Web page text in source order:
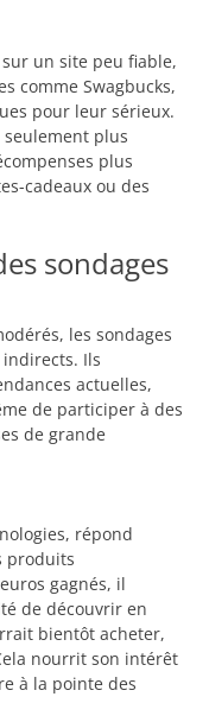
un site peu fiable,
comme Swagbucks,
pour leur sérieux.
seulement plus
plus
cadeaux ou des
sondages
les sondages
Ils
actuelles,
de participer à des
de grande
répond
produits
gagnés, il
de découvrir en
bientôt acheter,
nourrit son intérêt
à la pointe des